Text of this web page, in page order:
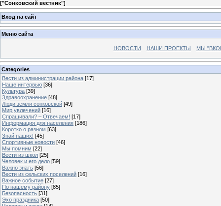
["Сонковский вестник"]
Вход на сайт
Меню сайта
НОВОСТИ НАШИ ПРОЕКТЫ МЫ
Categories
Вести из администрации района [17]
Наше интервью [36]
Культура [39]
Здравоохранение [48]
Люди земли сонковской [49]
Мир увлечений [16]
Спрашивали? – Отвечаем! [17]
Информация для населения [186]
Коротко о разном [63]
Знай наших! [45]
Спортивные новости [46]
Мы помним [22]
Вести из школ [25]
Человек и его дело [59]
Важно знать [56]
Вести из сельских поселений [16]
Важное событие [27]
По нашему району [85]
Безопасность [31]
Эхо праздника [50]